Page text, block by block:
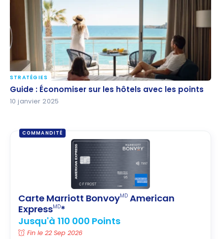
Guide : Économiser sur les hôtels avec les points
STRATÉGIES
Guide : Économiser sur les hôtels avec les points
10 janvier 2025
COMMANDITÉ
Carte Marriott BonvoyMD American
ExpressMD*
Jusqu'à 110 000 Points
Fin le 22 Sep 2026